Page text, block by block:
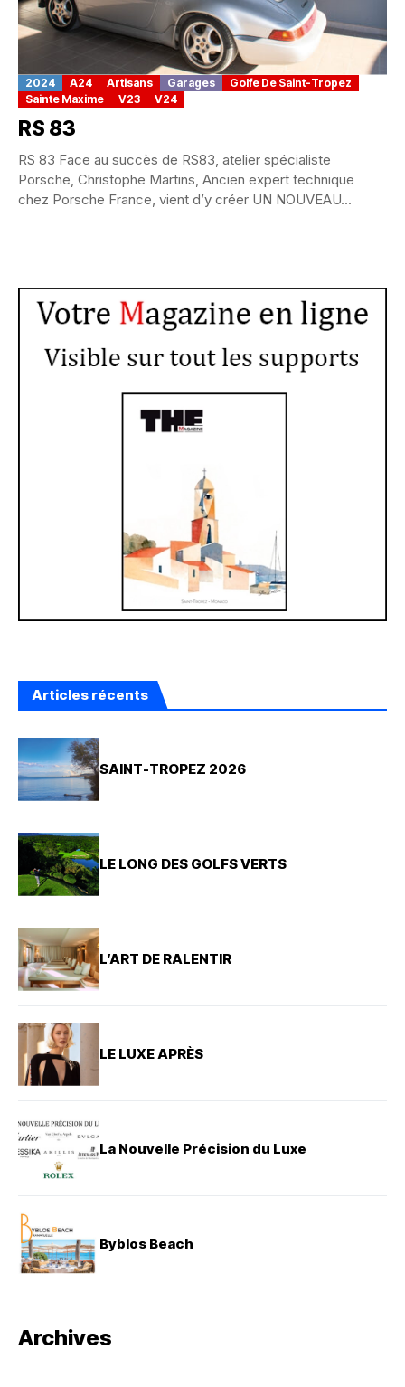
2024 A24 Artisans Garages
Golfe De Saint-Tropez
Sainte Maxime
V23 V24
RS 83
RS 83 Face au succès de RS83, atelier spécialiste
Porsche, Christophe Martins, Ancien expert technique
chez Porsche France, vient d’y créer UN NOUVEAU...
Articles récents
SAINT-TROPEZ 2026
LE LONG DES GOLFS VERTS
L’ART DE RALENTIR
LE LUXE APRÈS
La Nouvelle Précision du Luxe
Byblos Beach
Archives